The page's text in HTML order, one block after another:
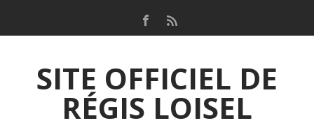
SITE OFFICIEL DE
RÉGIS LOISEL